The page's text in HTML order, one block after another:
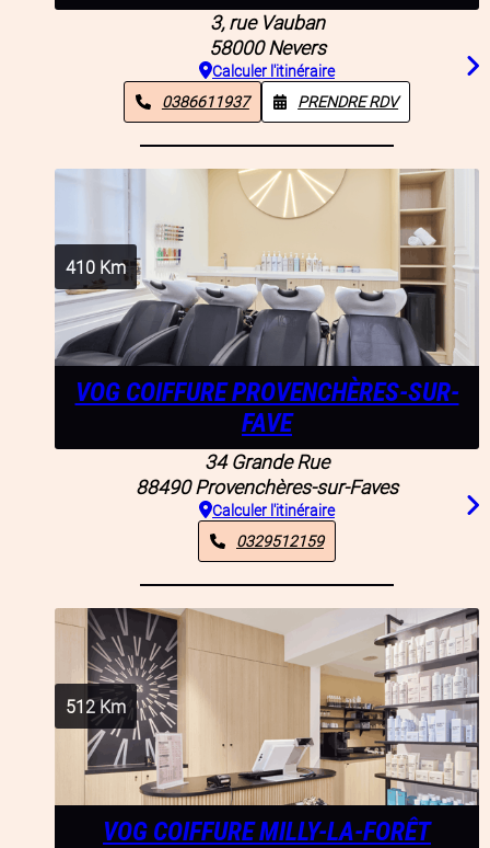
3, rue Vauban
58000 Nevers
Calculer l'itinéraire
0386611937
PRENDRE RDV
410 Km
VOG COIFFURE PROVENCHÈRES-SUR-
FAVE
34 Grande Rue
88490 Provenchères-sur-Faves
Calculer l'itinéraire
0329512159
512Km
VOG COIFFURE MILLY-LA-FORÊT